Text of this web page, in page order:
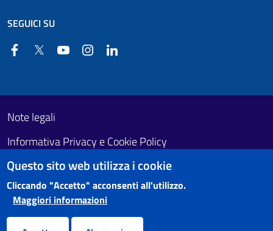
SEGUICI SU
FacebookTwitter YouTube Instagram
Footer First
Useful links section
Note legali
Informativa Privacy e Cookie Policy
Obiettivi di accessibilità
Questo sito web utilizza i cookie
Cliccando "Accetto" acconsenti all'utilizzo.
Maggiori informazioni